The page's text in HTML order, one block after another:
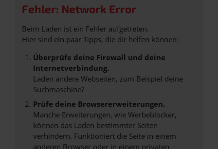
Fehler: Network Error
Beim Laden ist ein Fehler aufgetreten.
Hier sind ein paar Tipps, die dir helfen können:
Überprüfe deine Firewall und deine
Internetverbindung.
Laden andere Webseiten, zum Beispiel deine
Suchmaschine?
Prüfe deine Browsererweiterungen.
Manche Erweiterungen, wie Werbeblocker,
können das Laden bestimmter Seiten
verhindern. Funktioniert die Seite in einem
anderen Browser oder in einem privaten